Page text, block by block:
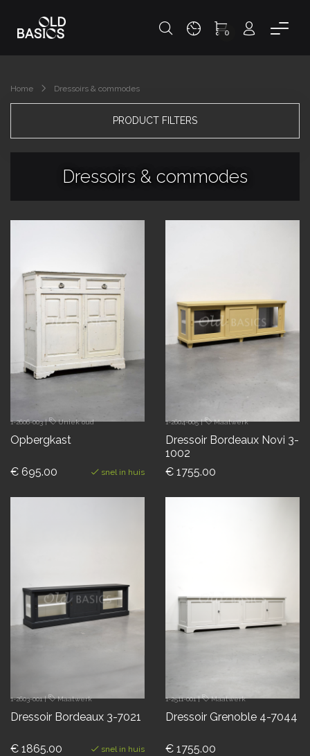
0
Home Dressoirs & commodes
PRODUCT FILTERS
Dressoirs & commodes
1-2606-003| Uniek oud
Opbergkast
€ 695.00 snel in huis
1-2604-005| Maatwerk
Dressoir Bordeaux Novi 3-
1002
€ 1755.00
1-2603-001| Maatwerk
Dressoir Bordeaux 3-7021
€ 1865.00 snel in huis
1-2511-001| Maatwerk
Dressoir Grenoble 4-7044
€ 1755.00